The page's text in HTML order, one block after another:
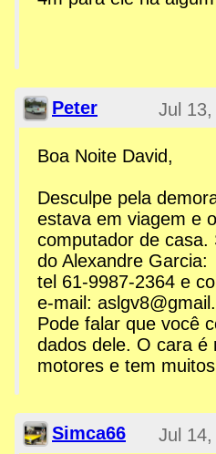
Peter Jul 13,
Re:
Boa Noite David,
Desculpe pela
estava em viagem e
computador de casa.
do Alexandre Garcia:
tel 61-9987-2364 e
e-mail:
Pode falar que você
dados dele. O cara é
motores e tem
Simca66 Jul 14,